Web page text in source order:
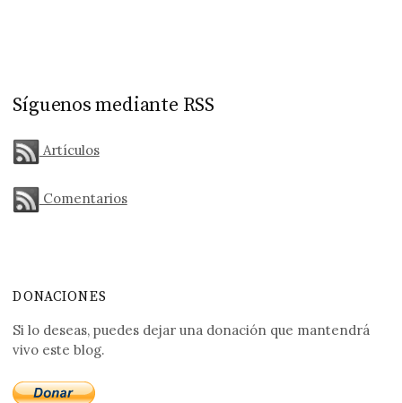
Síguenos mediante RSS
Artículos
Comentarios
DONACIONES
Si lo deseas, puedes dejar una donación que mantendrá
vivo este blog.